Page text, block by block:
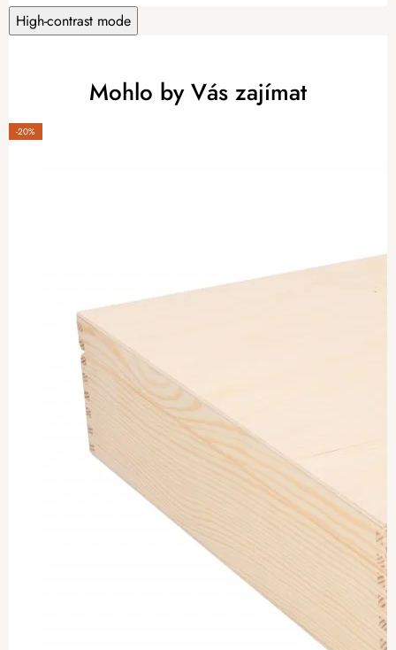
High-contrast mode
Mohlo by Vás zajímat
-20%